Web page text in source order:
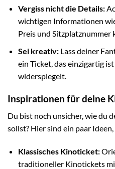
Vergiss nicht die Details:
wichtigen Informationen
Preis und Sitzplatznummer
Sei kreativ:Lass deiner
ein Ticket, das einzigartig
widerspiegelt.
Inspirationen für deine
Du bist noch unsicher, wie du
sollst? Hier sind ein paar
Klassisches Kinoticket:
traditioneller Kinotickets